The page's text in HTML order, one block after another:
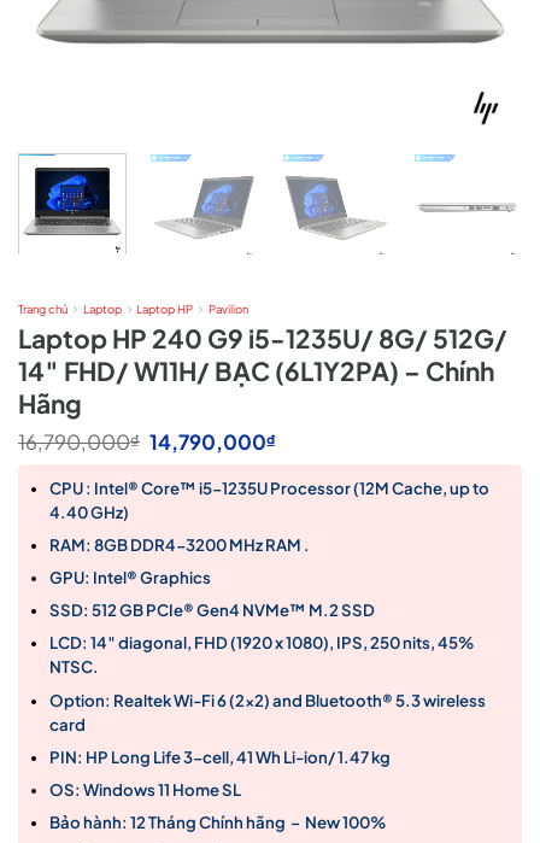
Trang chủ Laptop Laptop HP Pavilion
Laptop HP 240 G9 i5-1235U/ 8G/ 512G/
14″ FHD/ W11H/ BẠC (6L1Y2PA) – Chính
Hãng
16,790,000₫ Giá
gốc
là:
16,790,000₫.
14,790,000₫Giá
tại
là:
CPU : Intel® Core™ i5-1235U Processor (12M Cache, up to
4.40 GHz)
RAM: 8GB DDR4-3200 MHz RAM .
GPU: Intel® Graphics
SSD: 512 GB PCIe® Gen4 NVMe™ M.2 SSD
LCD: 14″ diagonal, FHD (1920 x 1080), IPS, 250 nits, 45%
NTSC.
Option: Realtek Wi-Fi 6 (2×2) and Bluetooth® 5.3 wireless
card
PIN: HP Long Life 3-cell, 41 Wh Li-ion/ 1.47 kg
OS: Windows 11 Home SL
Bảo hành: 12 Tháng Chính hãng – New 100%